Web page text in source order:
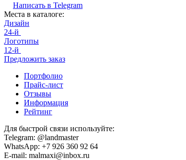
Написать в Telegram
Места в каталоге:
Дизайн
24-й
Логотипы
12-й
Предложить заказ
Портфолио
Прайс-лист
Отзывы
Информация
Рейтинг
Для быстрой связи используйте:
Telegram: @landmaster
WhatsApp: +7 926 360 92 64
E-mail: malmaxi@inbox.ru